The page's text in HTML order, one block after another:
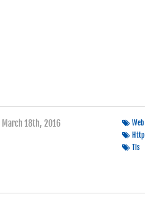
March 18th, 2016
Web
Http
Tls